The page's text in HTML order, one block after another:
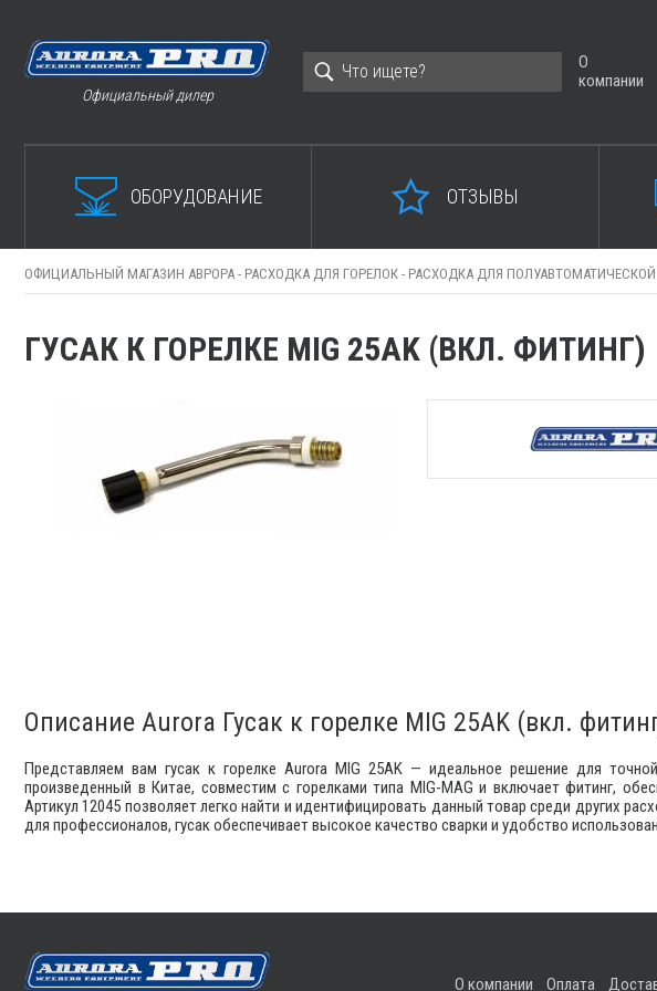
Официальный дилер
О
компании
ОБОРУДОВАНИЕ ОТЗЫВЫ
ОФИЦИАЛЬНЫЙ МАГАЗИН АВРОРА - РАСХОДКА ДЛЯ ГОРЕЛОК - РАСХОДКА ДЛЯ ПОЛУАВТОМАТИЧЕСКОЙ
ГУСАК К ГОРЕЛКЕ MIG 25AK (ВКЛ. ФИТИНГ)
Описание Aurora Гусак к горелке MIG 25AK (вкл.
Представляем вам гусак к горелке Aurora MIG 25AK — идеальное решение для
произведенный в Китае, совместим с горелками типа MIG-MAG и включает фитинг,
Артикул 12045 позволяет легко найти и идентифицировать данный товар среди других
для профессионалов, гусак обеспечивает высокое качество сварки и удобство
О компании Оплата